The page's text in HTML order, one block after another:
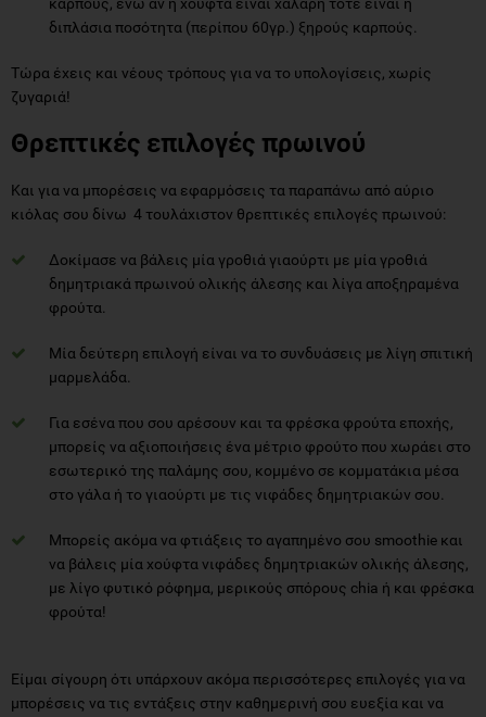
καρπούς, ενώ αν η χούφτα είναι χαλαρή τότε είναι η
διπλάσια ποσότητα (περίπου 60γρ.) ξηρούς καρπούς.
Τώρα έχεις και νέους τρόπους για να το υπολογίσεις, χωρίς
ζυγαριά!
Θρεπτικές επιλογές πρωινού
Και για να μπορέσεις να εφαρμόσεις τα παραπάνω από αύριο
κιόλας σου δίνω 4 τουλάχιστον θρεπτικές επιλογές πρωινού:
Δοκίμασε να βάλεις μία γροθιά γιαούρτι με μία γροθιά
δημητριακά πρωινού ολικής άλεσης και λίγα αποξηραμένα
φρούτα.
Μία δεύτερη επιλογή είναι να το συνδυάσεις με λίγη σπιτική
μαρμελάδα.
Για εσένα που σου αρέσουν και τα φρέσκα φρούτα εποχής,
μπορείς να αξιοποιήσεις ένα μέτριο φρούτο που χωράει στο
εσωτερικό της παλάμης σου, κομμένο σε κομματάκια μέσα
στο γάλα ή το γιαούρτι με τις νιφάδες δημητριακών σου.
Μπορείς ακόμα να φτιάξεις το αγαπημένο σου smoothie και
να βάλεις μία χούφτα νιφάδες δημητριακών ολικής άλεσης,
με λίγο φυτικό ρόφημα, μερικούς σπόρους chia ή και φρέσκα
φρούτα!
Είμαι σίγουρη ότι υπάρχουν ακόμα περισσότερες επιλογές για να
μπορέσεις να τις εντάξεις στην καθημερινή σου ευεξία και να